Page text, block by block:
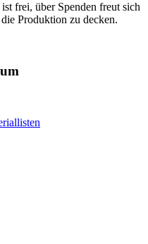
frei, über Spenden freut sich
Produktion zu decken.